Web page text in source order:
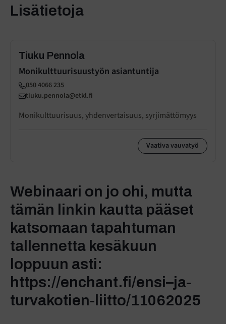
Lisätietoja
Tiuku Pennola
Monikulttuurisuustyön asiantuntija
050 4066 235
tiuku.pennola@etkl.fi
Monikulttuurisuus, yhdenvertaisuus, syrjimättömyys
Vaativa vauvatyö
Webinaari on jo ohi, mutta
tämän linkin kautta pääset
katsomaan tapahtuman
tallennetta kesäkuun
loppuun asti:
https://enchant.fi/ensi–ja-
turvakotien-liitto/11062025